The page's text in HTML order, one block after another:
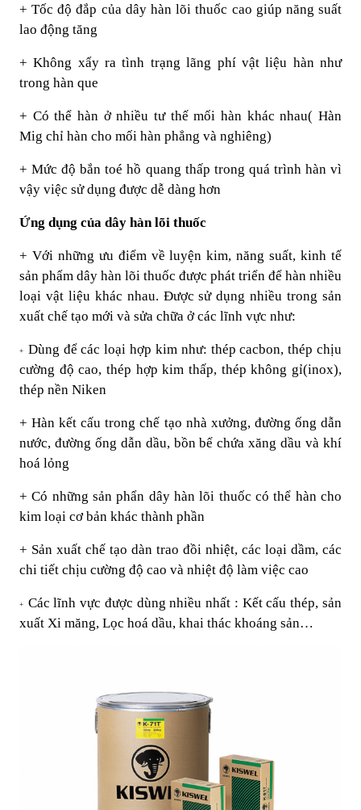
+ Tốc độ đắp của dây hàn lõi thuốc cao giúp năng suất
lao động tăng
+ Không xẩy ra tình trạng lãng phí vật liệu hàn như
trong hàn que
+ Có thể hàn ở nhiều tư thế mối hàn khác nhau( Hàn
Mig chỉ hàn cho mối hàn phẳng và nghiêng)
+ Mức độ bắn toé hồ quang thấp trong quá trình hàn vì
vậy việc sử dụng được dễ dàng hơn
Ứng dụng của dây hàn lõi thuốc
+ Với những ưu điểm về luyện kim, năng suất, kinh tế
sản phẩm dây hàn lõi thuốc được phát triển để hàn nhiều
loại vật liệu khác nhau. Được sử dụng nhiều trong sản
xuất chế tạo mới và sửa chữa ở các lĩnh vực như:
+ Dùng để các loại hợp kim như: thép cacbon, thép chịu
cường độ cao, thép hợp kim thấp, thép không gỉ(inox),
thép nền Niken
+ Hàn kết cấu trong chế tạo nhà xưởng, đường ống dẫn
nước, đường ống dẫn dầu, bồn bể chứa xăng dầu và khí
hoá lỏng
+ Có những sản phẩn dây hàn lõi thuốc có thể hàn cho
kim loại cơ bản khác thành phần
+ Sản xuất chế tạo dàn trao đồi nhiệt, các loại dầm, các
chi tiết chịu cường độ cao và nhiệt độ làm việc cao
+ Các lĩnh vực được dùng nhiều nhất : Kết cấu thép, sản
xuất Xi măng, Lọc hoá dầu, khai thác khoáng sản…